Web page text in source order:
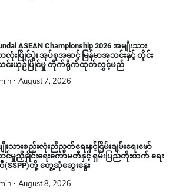
ASEAN Championship 2026 အမျိုးသား
လုံးပြိုင်ပွဲ၊ အုပ်စုအဆင့် မြန်မာအသင်းနှင့် ထိုင်း
င်းယှဉ်ပြိုင်မှု တိုက်ရိုက်ထုတ်လွှင့်မည်
August 7, 2026
းသားစည်းလုံးညီညွတ်ရေးနှင့်ငြိမ်းချမ်းရေးဖော်
င်မှုညှိနှိုင်းရေးကော်မတီနှင့် ရှမ်းပြည်တိုးတက် ရေး
(SSPP)တို့ တွေ့ဆုံဆွေးနွေး
August 8, 2026